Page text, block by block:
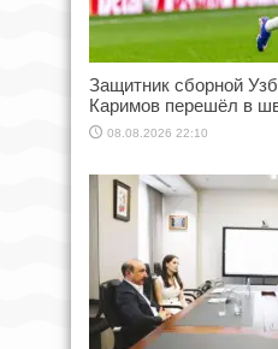
Защитник сборной
Каримов перешёл в
08.08.2026 22:10